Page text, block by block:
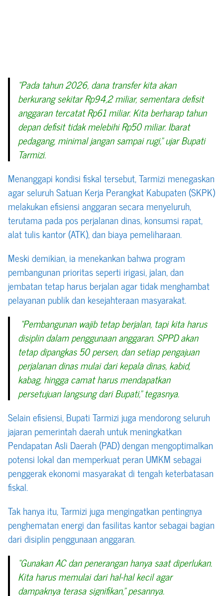
“Pada tahun 2026, dana transfer kita akan
berkurang sekitar Rp94,2 miliar, sementara defisit
anggaran tercatat Rp61 miliar. Kita berharap tahun
depan defisit tidak melebihi Rp50 miliar. Ibarat
pedagang, minimal jangan sampai rugi,” ujar Bupati
Tarmizi.
Menanggapi kondisi fiskal tersebut, Tarmizi menegaskan
agar seluruh Satuan Kerja Perangkat Kabupaten (SKPK)
melakukan efisiensi anggaran secara menyeluruh,
terutama pada pos perjalanan dinas, konsumsi rapat,
alat tulis kantor (ATK), dan biaya pemeliharaan.
Meski demikian, ia menekankan bahwa program
pembangunan prioritas seperti irigasi, jalan, dan
jembatan tetap harus berjalan agar tidak menghambat
pelayanan publik dan kesejahteraan masyarakat.
“Pembangunan wajib tetap berjalan, tapi kita harus
disiplin dalam penggunaan anggaran. SPPD akan
tetap dipangkas 50 persen, dan setiap pengajuan
perjalanan dinas mulai dari kepala dinas, kabid,
kabag, hingga camat harus mendapatkan
persetujuan langsung dari Bupati,” tegasnya.
Selain efisiensi, Bupati Tarmizi juga mendorong seluruh
jajaran pemerintah daerah untuk meningkatkan
Pendapatan Asli Daerah (PAD) dengan mengoptimalkan
potensi lokal dan memperkuat peran UMKM sebagai
penggerak ekonomi masyarakat di tengah keterbatasan
fiskal.
Tak hanya itu, Tarmizi juga mengingatkan pentingnya
penghematan energi dan fasilitas kantor sebagai bagian
dari disiplin penggunaan anggaran.
“Gunakan AC dan penerangan hanya saat diperlukan.
Kita harus memulai dari hal-hal kecil agar
dampaknya terasa signifikan,” pesannya.­